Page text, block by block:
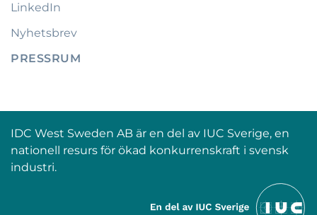
LinkedIn
Nyhetsbrev
PRESSRUM
IDC West Sweden AB är en del av IUC Sverige, en
nationell resurs för ökad konkurrenskraft i svensk
industri.